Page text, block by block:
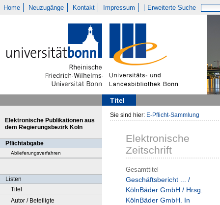
Home Neuzugänge Kontakt Impressum Erweiterte Suche
Titel
Elektronische Publikationen aus
dem Regierungsbezirk Köln
Pflichtabgabe
Ablieferungsverfahren
Listen
Titel
Autor / Beteiligte
Sie sind hier: E-Pflicht-Sammlung
Elektronische
Zeitschrift
Gesamttitel
Geschäftsbericht ... /
KölnBäder GmbH / Hrsg.
KölnBäder GmbH. In